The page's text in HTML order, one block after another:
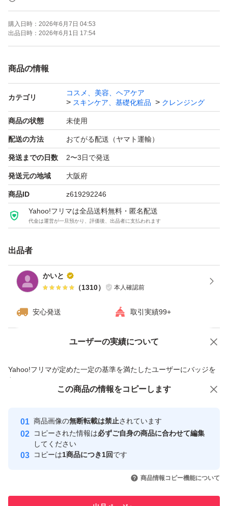
購入日時： 2026年6月7日 04:53
出品日時： 2026年6月1日 17:54
商品の情報
カテゴリ
コスメ、美容、ヘアケア
スキンケア、基礎化粧品
クレンジング
商品の状態 未使用
配送の方法 おてがる配送（ヤマト運輸）
発送までの日数 2〜3日で発送
発送元の地域 大阪府
商品ID z619292246
Yahoo!フリマは全品送料無料・匿名配送
代金は運営が一旦預かり、評価後、出品者に支払われます
出品者
かいと
（1310） 本人確認前
安心発送 取引実績99+
ユーザーの実績について
Yahoo!フリマが定めた一定の基準を満たしたユーザーにバッジを
付与しています
安心取引出品者
心・安全なユーザーです
取引実績
引を完了させた実績があります
価格の相談 商品への質問
この商品の情報をコピーします
商品画像の無断転載は禁止されています
コピーされた情報は必ずご自身の商品に合わせて編集
してください
コピーは1商品につき1回です
商品情報コピー機能について
この商品をみている人にオススメ